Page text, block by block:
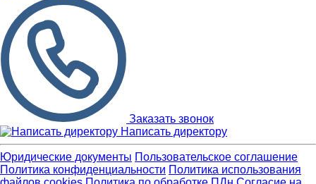
Заказать звонок
Написать директору
Юридические документы Пользовательское соглашение
Политика конфиденциальности Политика использования